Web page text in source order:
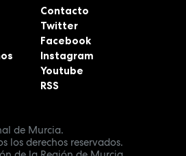
de Murcia.
los derechos reservados.
Contacto
Twitter
Facebook
Instagram
Youtube
RSS